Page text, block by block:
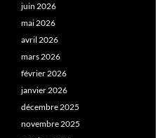
juin 2026
mai 2026
avril 2026
mars 2026
février 2026
janvier 2026
décembre 2025
novembre 2025